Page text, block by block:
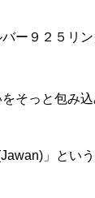
ー９２５リン
そっと包み込
」とい